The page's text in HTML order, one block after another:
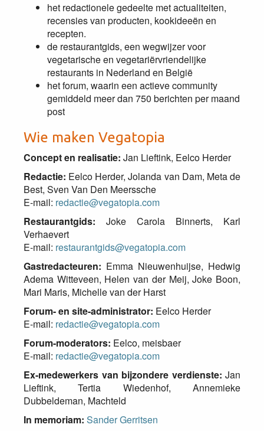
het redactionele gedeelte met actualiteiten,
recensies van producten, kookideeën en
recepten.
de restaurantgids, een wegwijzer voor
vegetarische en vegetariërvriendelijke
restaurants in Nederland en België
het forum, waarin een actieve community
gemiddeld meer dan 750 berichten per maand
post
Wie maken Vegatopia
Concept en realisatie: Jan Lieftink, Eelco Herder
Redactie: Eelco Herder, Jolanda van Dam, Meta de
Best, Sven Van Den Meerssche
E-mail: redactie@vegatopia.com
Restaurantgids: Joke Carola Binnerts, Karl
Verhaevert
E-mail: restaurantgids@vegatopia.com
Gastredacteuren: Emma Nieuwenhuijse, Hedwig
Adema Witteveen, Helen van der Meij, Joke Boon,
Mari Maris, Michelle van der Harst
Forum- en site-administrator: Eelco Herder
E-mail: redactie@vegatopia.com
Forum-moderators: Eelco, meisbaer
E-mail: redactie@vegatopia.com
Ex-medewerkers van bijzondere verdienste: Jan
Lieftink, Tertia Wiedenhof, Annemieke
Dubbeldeman, Machteld
In memoriam: Sander Gerritsen